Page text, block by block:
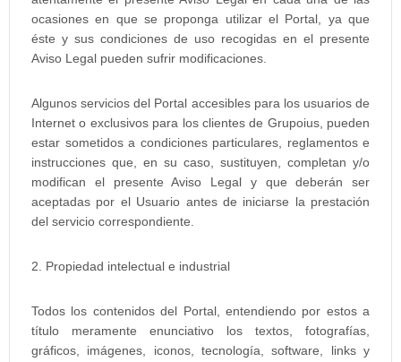
ocasiones en que se proponga utilizar el Portal, ya que
éste y sus condiciones de uso recogidas en el presente
Aviso Legal pueden sufrir modificaciones.
Algunos servicios del Portal accesibles para los usuarios de
Internet o exclusivos para los clientes de Grupoius, pueden
estar sometidos a condiciones particulares, reglamentos e
instrucciones que, en su caso, sustituyen, completan y/o
modifican el presente Aviso Legal y que deberán ser
aceptadas por el Usuario antes de iniciarse la prestación
del servicio correspondiente.
2. Propiedad intelectual e industrial
Todos los contenidos del Portal, entendiendo por estos a
título meramente enunciativo los textos, fotografías,
gráficos, imágenes, iconos, tecnología, software, links y